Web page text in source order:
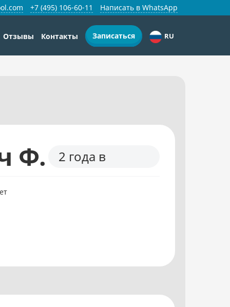
Написать в WhatsApp
+7 (495) 106-60-11
Отзывы Контакты Записаться RU
Ф. 2 года в